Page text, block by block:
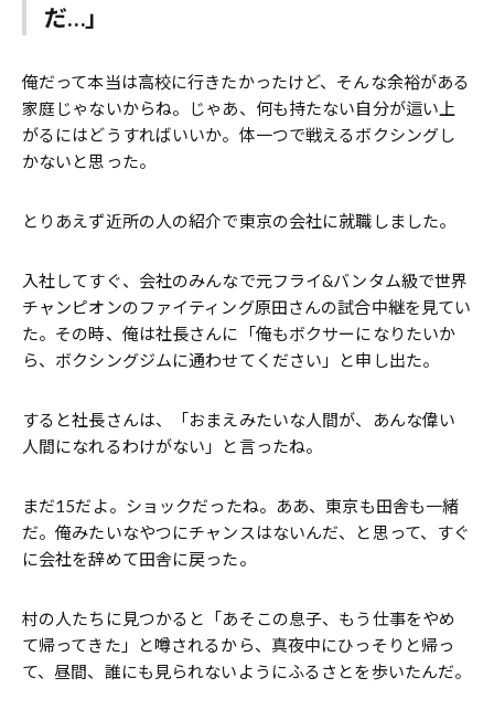
だ…」
俺だって本当は高校に行きたかったけど、そんな余裕がある
家庭じゃないからね。じゃあ、何も持たない自分が這い上
がるにはどうすればいいか。体一つで戦えるボクシングし
かないと思った。
とりあえず近所の人の紹介で東京の会社に就職しました。
入社してすぐ、会社のみんなで元フライ&バンタム級で世界
チャンピオンのファイティング原田さんの試合中継を見てい
た。その時、俺は社長さんに「俺もボクサーになりたいか
ら、ボクシングジムに通わせてください」と申し出た。
すると社長さんは、「おまえみたいな人間が、あんな偉い
人間になれるわけがない」と言ったね。
まだ15だよ。ショックだったね。ああ、東京も田舎も一緒
だ。俺みたいなやつにチャンスはないんだ、と思って、すぐ
に会社を辞めて田舎に戻った。
村の人たちに見つかると「あそこの息子、もう仕事をやめ
て帰ってきた」と噂されるから、真夜中にひっそりと帰っ
て、昼間、誰にも見られないようにふるさとを歩いたんだ。